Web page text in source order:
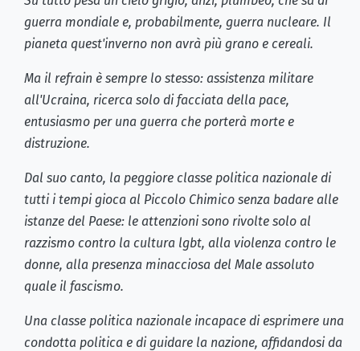
guerra mondiale e, probabilmente, guerra nucleare. Il
pianeta quest'inverno non avrà più grano e cereali.
Ma il refrain è sempre lo stesso: assistenza militare
all'Ucraina, ricerca solo di facciata della pace,
entusiasmo per una guerra che porterà morte e
distruzione.
Dal suo canto, la peggiore classe politica nazionale di
tutti i tempi gioca al Piccolo Chimico senza badare alle
istanze del Paese: le attenzioni sono rivolte solo al
razzismo contro la cultura lgbt, alla violenza contro le
donne, alla presenza minacciosa del Male assoluto
quale il fascismo.
Una classe politica nazionale incapace di esprimere una
condotta politica e di guidare la nazione, affidandosi da